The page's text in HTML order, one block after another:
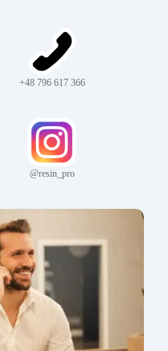
+48 796 617 366
@resin_pro